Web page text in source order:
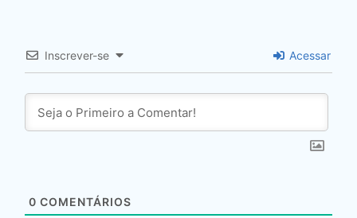
Inscrever-se Acessar
0 COMENTÁRIOS